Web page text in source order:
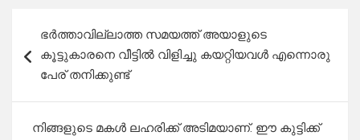
navigation
ഭർത്താവില്ലാത്ത സമയത്ത് അയാളുടെ
കൂട്ടുകാരനെ വീട്ടിൽ വിളിച്ചു കയറ്റിയവൾ എന്നൊരു
പേര് തനിക്കുണ്ട്
നിങ്ങളുടെ മകൾ ലഹരിക്ക് അടിമയാണ്. ഈ കുട്ടിക്ക്